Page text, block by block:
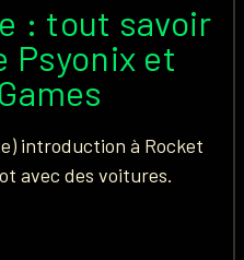
: tout savoir
Psyonix et
introduction à Rocket
avec des voitures.